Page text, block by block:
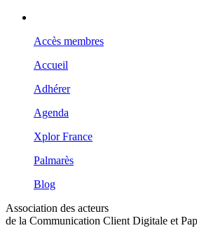
Accès membres
Accueil
Adhérer
Agenda
Xplor France
Palmarès
Blog
Association des acteurs
de la Communication Client Digitale et